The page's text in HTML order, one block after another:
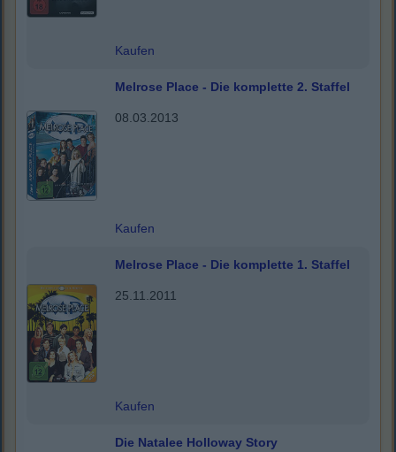
Kaufen
Melrose Place - Die komplette 2. Staffel
08.03.2013
Kaufen
Melrose Place - Die komplette 1. Staffel
25.11.2011
Kaufen
Die Natalee Holloway Story